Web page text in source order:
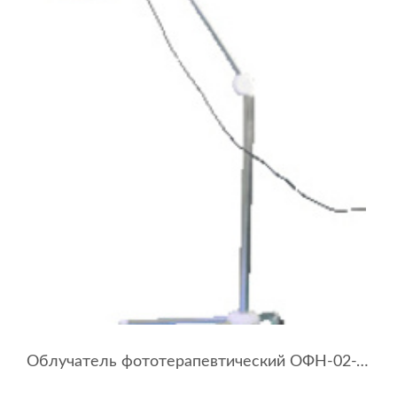
Облучатель фототерапевтический ОФН-02-УОМЗ (со стойкой)